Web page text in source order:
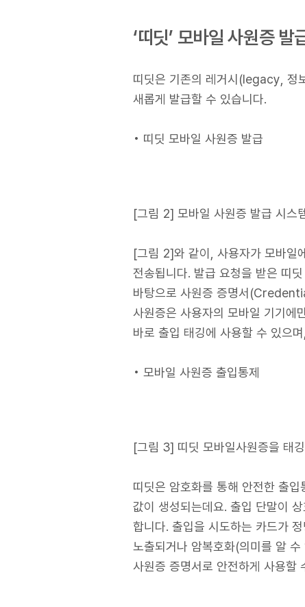
‘띠딧’ 모바일 사원증 발
띠딧은 기존의 레거시(legacy, 정
새롭게 발급할 수 있습니다.
• 띠딧 모바일 사원증 발급
[그림 2] 모바일 사원증 발급 시스
[그림 2]와 같이, 사용자가 모바일
전송됩니다. 발급 요청을 받은 띠
바탕으로 사원증 증명서
사원증은 사용자의 모바일 기기에
바로 출입 태깅에 사용할 수 있으
• 모바일 사원증 출입통제
[그림 3] 띠딧 모바일사원증을 태
띠딧은 암호화를 통해 안전한 출
값이 생성되는데요. 출입 단말이
합니다. 출입을 시도하는 카드가
노출되거나 암복호화(의미를 알
사원증 증명서로 안전하게 사용할